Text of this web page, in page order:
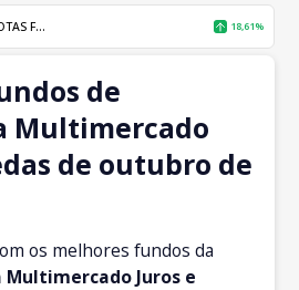
F... 18,61%
de
Multimercado
de outubro de
os melhores fundos da
Multimercado Juros e